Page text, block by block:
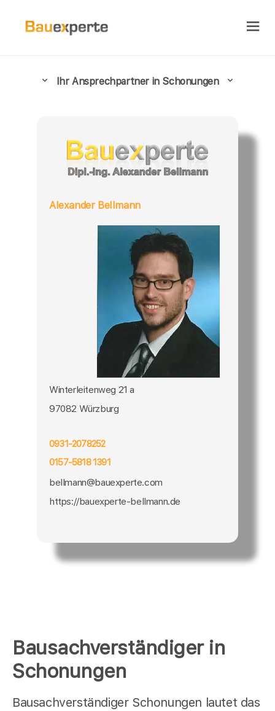
Bausachverständiger in
Schonungen
Bausachverständiger Schonungen lautet das
Ihr Ansprechpartner in Schonungen
Alexander Bellmann
Winterleitenweg 21 a
97082 Würzburg
0931-2078252
0157-5818 1391
bellmann@bauexperte.com
https://bauexperte-bellmann.de